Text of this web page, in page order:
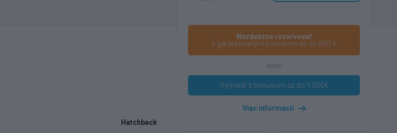
Nezáväzne rezervovať
s garantovaným bonusom až do 800 €
alebo
Vymeniť s bonusom až do 1 000€
Viac informácií
Hatchback